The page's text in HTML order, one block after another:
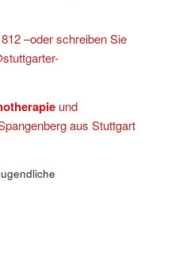
–oder schreiben Sie
und
aus Stuttgart